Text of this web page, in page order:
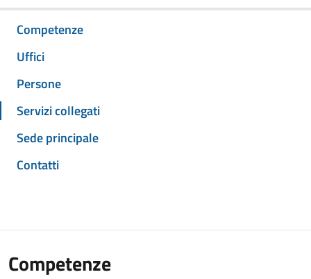
Competenze
Uffici
Persone
Servizi collegati
Sede principale
Contatti
Competenze